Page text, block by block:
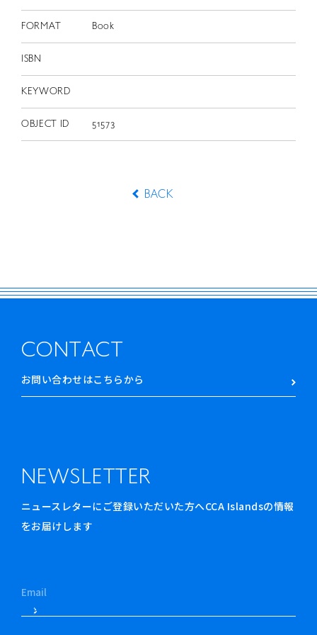
FORMAT Book
ISBN
KEYWORD
OBJECT ID 51573
BACK
CONTACT
お問い合わせはこちらから
NEWSLETTER
ニュースレターにご登録いただいた方へCCA Islandsの情報
をお届けします